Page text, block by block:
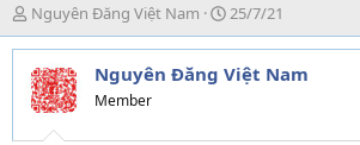
T
h
r
e
a
d
s
Nguyên Đăng Việt Nam
N
g
à
y
i
25/7/21
Nguyên Đăng Việt Nam
Member